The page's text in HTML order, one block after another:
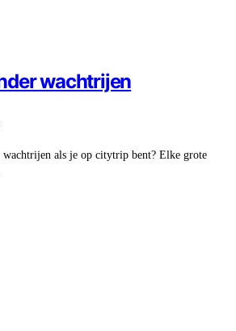
wachtrijen
wachtrijen als je op citytrip bent? Elke grote